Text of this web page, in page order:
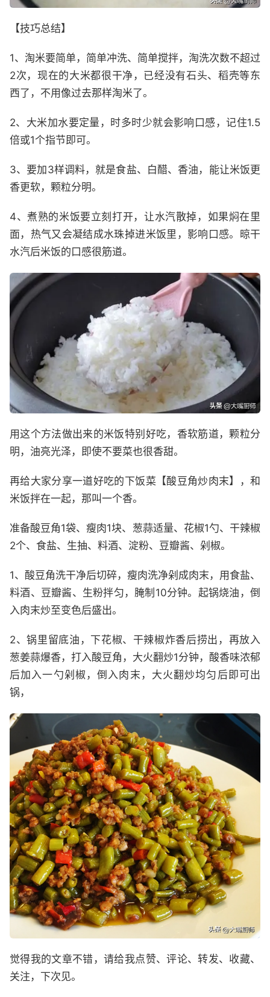
【技巧总结】
1、淘米要简单，简单冲洗、简单搅拌，淘洗次数不超过
2次，现在的大米都很干净，已经没有石头、稻壳等东
西了，不用像过去那样淘米了。
2、大米加水要定量，时多时少就会影响口感，记住1.5
倍或1个指节即可。
3、要加3样调料，就是食盐、白醋、香油，能让米饭更
香更软，颗粒分明。
4、煮熟的米饭要立刻打开，让水汽散掉，如果焖在里
面，热气又会凝结成水珠掉进米饭里，影响口感。晾干
水汽后米饭的口感很筋道。
用这个方法做出来的米饭特别好吃，香软筋道，颗粒分
明，油亮光泽，即使不要菜也很香甜。
再给大家分享一道好吃的下饭菜【酸豆角炒肉末】，和
米饭拌在一起，那叫一个香。
准备酸豆角1袋、瘦肉1块、葱蒜适量、花椒1勺、干辣椒
2个、食盐、生抽、料酒、淀粉、豆瓣酱、剁椒。
1、酸豆角洗干净后切碎，瘦肉洗净剁成肉末，用食盐、
料酒、豆瓣酱、生粉拌匀，腌制10分钟。起锅烧油，倒
入肉末炒至变色后盛出。
2、锅里留底油，下花椒、干辣椒炸香后捞出，再放入
葱姜蒜爆香，打入酸豆角，大火翻炒1分钟，酸香味浓郁
后加入一勺剁椒，倒入肉末，大火翻炒均匀后即可出
锅，
觉得我的文章不错，请给我点赞、评论、转发、收藏、
关注，下次见。